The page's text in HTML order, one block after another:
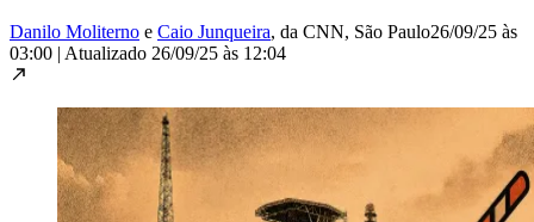
Danilo Moliterno e Caio Junqueira, da CNN, São Paulo26/09/25 às
03:00 | Atualizado 26/09/25 às 12:04